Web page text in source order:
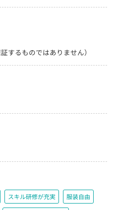
するものではありません）
スキル研修が充実 服装自由